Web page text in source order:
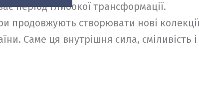
період глибокої трансформації.
продовжують створювати нові
Саме ця внутрішня сила, сміливість